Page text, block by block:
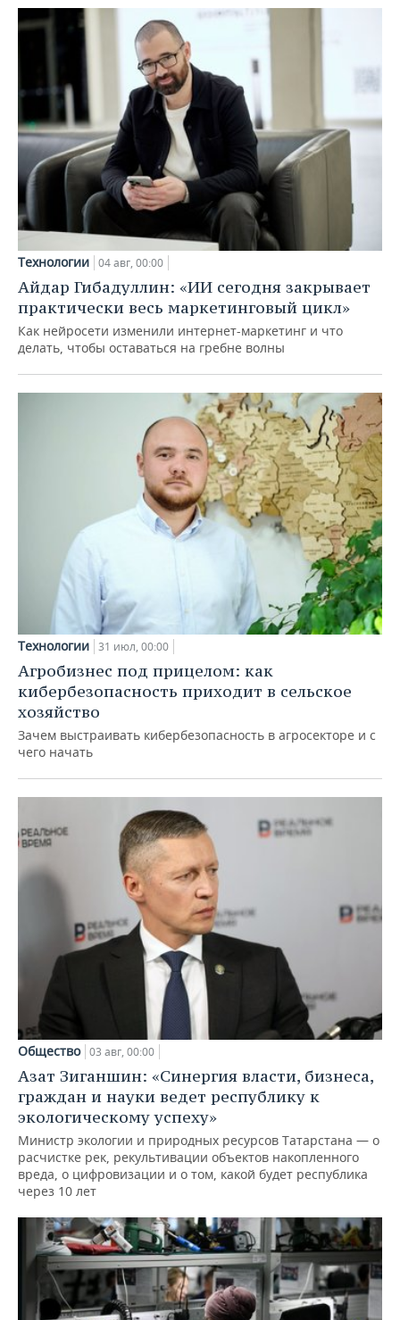
Технологии 04 авг, 00:00
Айдар Гибадуллин: «ИИ сегодня закрывает
практически весь маркетинговый цикл»
Как нейросети изменили интернет-маркетинг и что
делать, чтобы оставаться на гребне волны
Технологии 31 июл, 00:00
Агробизнес под прицелом: как
кибербезопасность приходит в сельское
хозяйство
Зачем выстраивать кибербезопасность в агросекторе и с
чего начать
Общество 03 авг, 00:00
Азат Зиганшин: «Синергия власти, бизнеса,
граждан и науки ведет республику к
экологическому успеху»
Министр экологии и природных ресурсов Татарстана — о
расчистке рек, рекультивации объектов накопленного
вреда, о цифровизации и о том, какой будет республика
через 10 лет